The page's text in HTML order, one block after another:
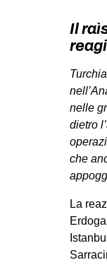
Il
nelle
dietro
che
La